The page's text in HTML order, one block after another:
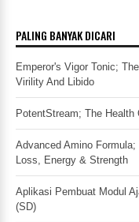
PALING BANYAK DICARI
Emperor's Vigor Tonic;
Virility And Libido
PotentStream; The Health
Advanced Amino
Loss, Energy & Strength
Aplikasi Pembuat Modul
(SD)